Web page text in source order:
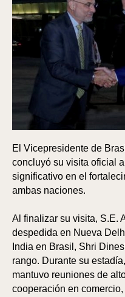
El Vicepresidente de
concluyó su visita oficial
significativo en el
ambas naciones.
Al finalizar su visita, S.E.
despedida en Nueva
India en Brasil, Shri
rango. Durante su
mantuvo reuniones de
cooperación en